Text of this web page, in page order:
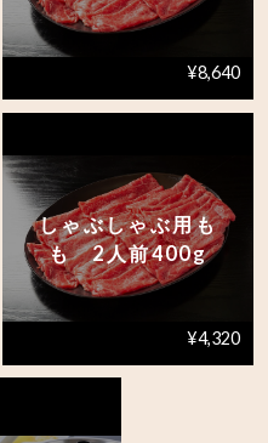
¥8,640
しゃぶしゃぶ用も
も 2人前400g
¥4,320